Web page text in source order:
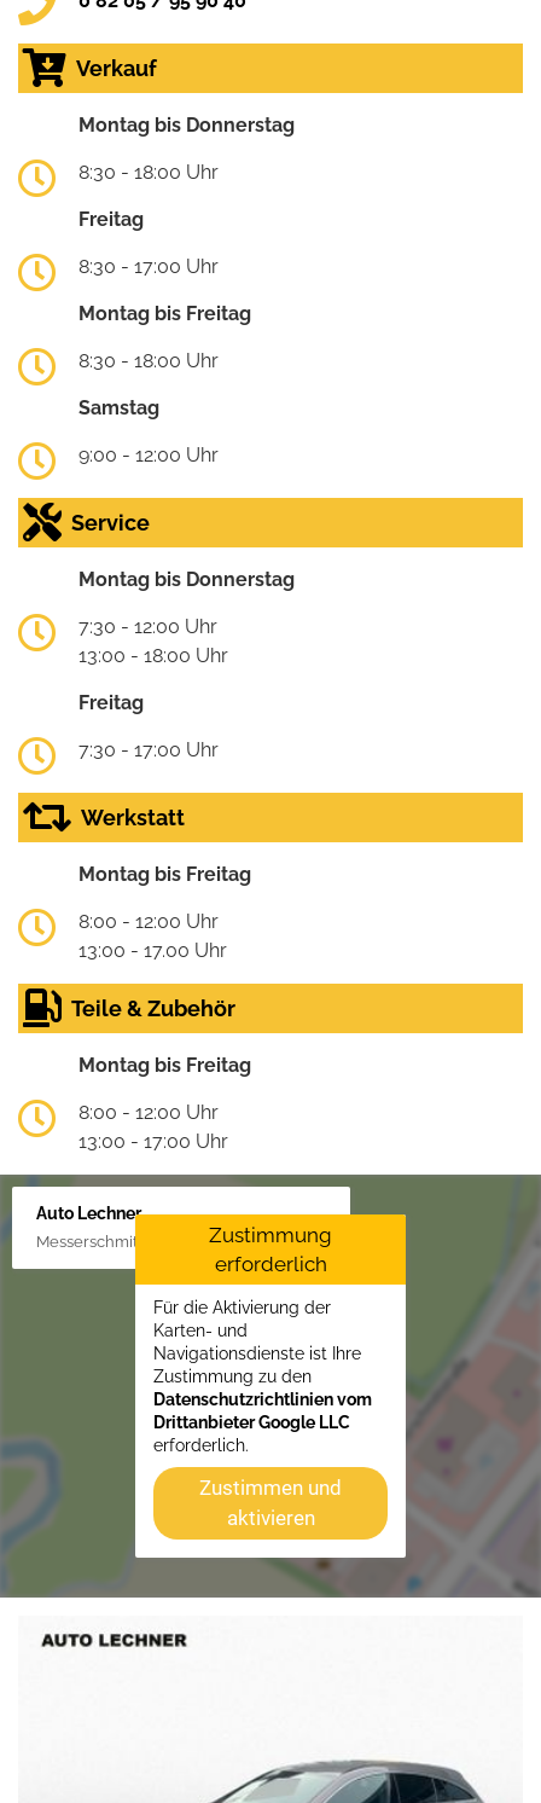
Verkauf
Montag bis Donnerstag
8:30 - 18:00 Uhr
Freitag
8:30 - 17:00 Uhr
Montag bis Freitag
8:30 - 18:00 Uhr
Samstag
9:00 - 12:00 Uhr
Service
Montag bis Donnerstag
7:30 - 12:00 Uhr
13:00 - 18:00 Uhr
Freitag
7:30 - 17:00 Uhr
Werkstatt
Montag bis Freitag
8:00 - 12:00 Uhr
13:00 - 17.00 Uhr
Teile & Zubehör
Montag bis Freitag
8:00 - 12:00 Uhr
13:00 - 17:00 Uhr
Auto Lechner
Messerschmittstr. 4, 86453 Dasing/Lindl
Zustimmung
erforderlich
Für die Aktivierung der
Karten- und
Navigationsdienste ist Ihre
Zustimmung zu den
Datenschutzrichtlinien vom
Drittanbieter Google LLC
erforderlich.
Zustimmen und
aktivieren